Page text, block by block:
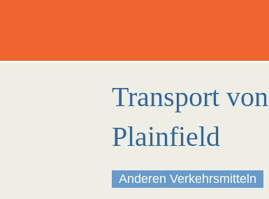
Transport von
Plainfield
Anderen Verkehrsmitteln